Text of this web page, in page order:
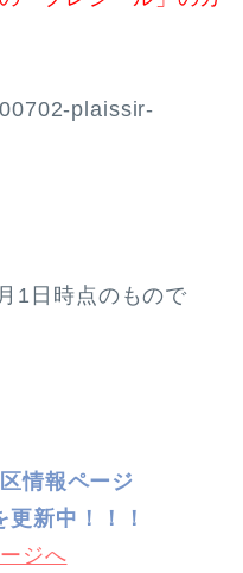
plaissir-
1日時点のもので
情報ページ
更新中！！！
ジへ